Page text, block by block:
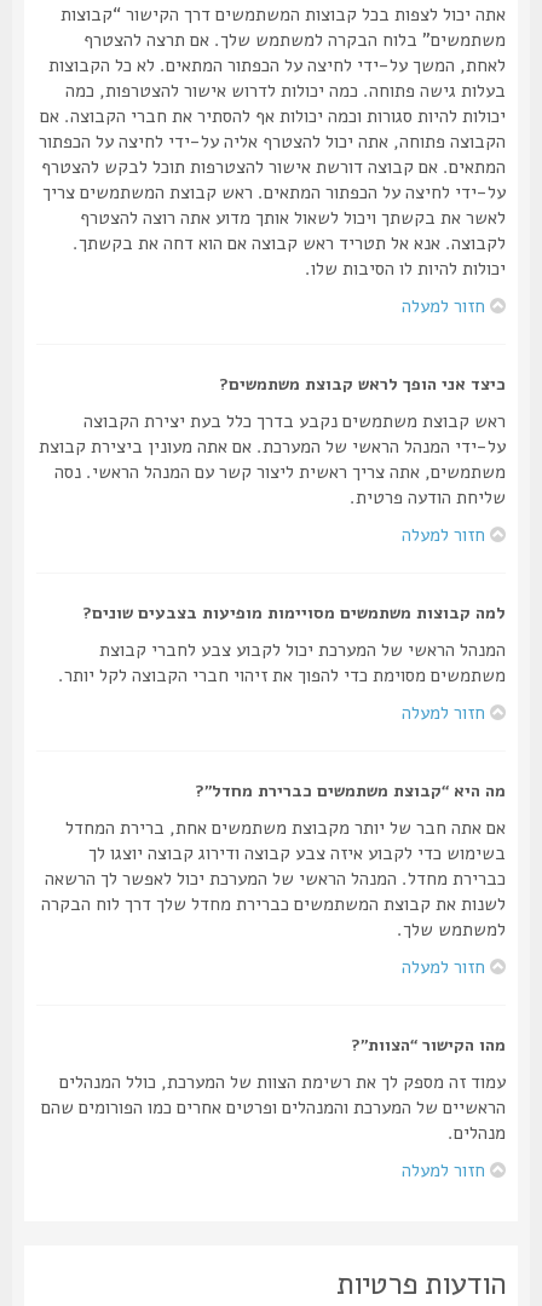
אתה יכול לצפות בכל קבוצות המשתמשים דרך הקישור “קבוצות
משתמשים” בלוח הבקרה למשתמש שלך. אם תרצה להצטרף
לאחת, המשך על-ידי לחיצה על הכפתור המתאים. לא כל הקבוצות
בעלות גישה פתוחה. כמה יכולות לדרוש אישור להצטרפות, כמה
יכולות להיות סגורות וכמה יכולות אף להסתיר את חברי הקבוצה. אם
הקבוצה פתוחה, אתה יכול להצטרף אליה על-ידי לחיצה על הכפתור
המתאים. אם קבוצה דורשת אישור להצטרפות תוכל לבקש להצטרף
על-ידי לחיצה על הכפתור המתאים. ראש קבוצת המשתמשים צריך
לאשר את בקשתך ויכול לשאול אותך מדוע אתה רוצה להצטרף
לקבוצה. אנא אל תטריד ראש קבוצה אם הוא דחה את בקשתך.
יכולות להיות לו הסיבות שלו.
חזור למעלה
כיצד אני הופך לראש קבוצת משתמשים?
ראש קבוצת משתמשים נקבע בדרך כלל בעת יצירת הקבוצה
על-ידי המנהל הראשי של המערכת. אם אתה מעונין ביצירת קבוצת
משתמשים, אתה צריך ראשית ליצור קשר עם המנהל הראשי. נסה
שליחת הודעה פרטית.
חזור למעלה
למה קבוצות משתמשים מסויימות מופיעות בצבעים שונים?
המנהל הראשי של המערכת יכול לקבוע צבע לחברי קבוצת
משתמשים מסוימת כדי להפוך את זיהוי חברי הקבוצה לקל יותר.
חזור למעלה
מה היא “קבוצת משתמשים כברירת מחדל”?
אם אתה חבר של יותר מקבוצת משתמשים אחת, ברירת המחדל
בשימוש כדי לקבוע איזה צבע קבוצה ודירוג קבוצה יוצגו לך
כברירת מחדל. המנהל הראשי של המערכת יכול לאפשר לך הרשאה
לשנות את קבוצת המשתמשים כברירת מחדל שלך דרך לוח הבקרה
למשתמש שלך.
חזור למעלה
מהו הקישור “הצוות”?
עמוד זה מספק לך את רשימת הצוות של המערכת, כולל המנהלים
הראשיים של המערכת והמנהלים ופרטים אחרים כמו הפורומים שהם
מנהלים.
חזור למעלה
הודעות פרטיות